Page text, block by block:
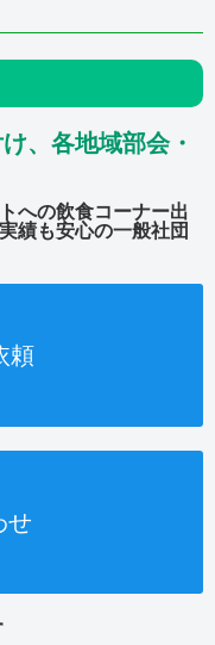
、各地域部会・
への飲食コーナー出
績も安心の一般社団
頼
せ